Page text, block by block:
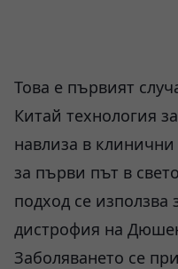
Това е първият
Китай технология
навлиза в
за първи път в
подход се използва
дистрофия на
Заболяването се